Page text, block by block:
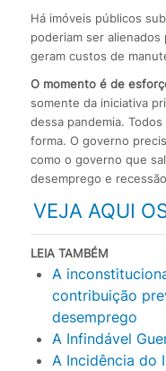
Há imóveis públicos
poderiam ser
geram custos de
O momento é de
somente da iniciativa
dessa pandemia.
forma. O governo
como o governo que
desemprego e
VEJA AQUI
LEIA TAMBÉM
A
contribuição
desemprego
A Infindável
A Incidência do